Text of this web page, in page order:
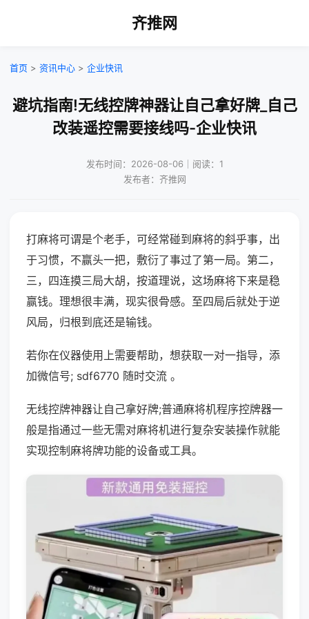
齐推网
首页 > 资讯中心 > 企业快讯
避坑指南!无线控牌神器让自己拿好牌_自己
改装遥控需要接线吗-企业快讯
发布时间：2026-08-06｜阅读：1
发布者：齐推网
打麻将可谓是个老手，可经常碰到麻将的斜乎事，出
于习惯，不赢头一把，敷衍了事过了第一局。第二，
三，四连摸三局大胡，按道理说，这场麻将下来是稳
赢钱。理想很丰满，现实很骨感。至四局后就处于逆
风局，归根到底还是输钱。
若你在仪器使用上需要帮助，想获取一对一指导，添
加微信号; sdf6770 随时交流 。
无线控牌神器让自己拿好牌;普通麻将机程序控牌器一
般是指通过一些无需对麻将机进行复杂安装操作就能
实现控制麻将牌功能的设备或工具。